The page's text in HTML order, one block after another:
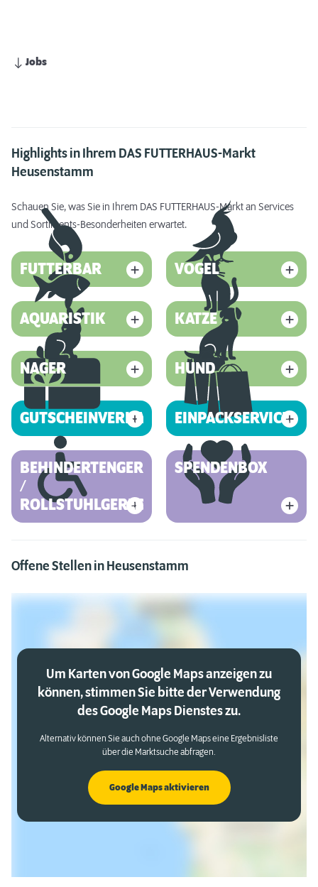
Jobs
Highlights in Ihrem DAS FUTTERHAUS-Markt
Heusenstamm
Schauen Sie, was Sie in Ihrem DAS FUTTERHAUS-Markt an Services
und Sortiments-Besonderheiten erwartet.
FUTTERBAR VOGEL
AQUARISTIK KATZE
NAGER HUND
GUTSCHEINVERKAUF EINPACKSERVICE
BEHINDERTENGERECHT
/
ROLLSTUHLGERECHT
SPENDENBOX
Offene Stellen in Heusenstamm
Um Karten von Google Maps anzeigen zu
können, stimmen Sie bitte der Verwendung
des Google Maps Dienstes zu.
Alternativ können Sie auch ohne Google Maps eine Ergebnisliste
über die Marktsuche abfragen.
Google Maps aktivieren